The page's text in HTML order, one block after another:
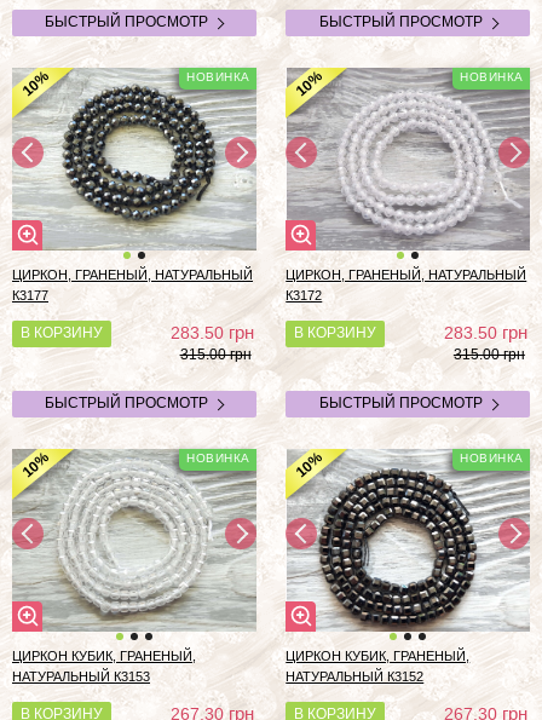
БЫСТРЫЙ ПРОСМОТР БЫСТРЫЙ ПРОСМОТР
10%
ЦИРКОН, ГРАНЕНЫЙ, НАТУРАЛЬНЫЙ
К3177
В КОРЗИНУ 283.50грн
315.00 грн
БЫСТРЫЙ ПРОСМОТР
10%
ЦИРКОН, ГРАНЕНЫЙ, НАТУРАЛЬНЫЙ
К3172
В КОРЗИНУ 283.50грн
315.00 грн
БЫСТРЫЙ ПРОСМОТР
10%
ЦИРКОН КУБИК, ГРАНЕНЫЙ,
НАТУРАЛЬНЫЙ К3153
В КОРЗИНУ 267.30грн
10%
ЦИРКОН КУБИК, ГРАНЕНЫЙ,
НАТУРАЛЬНЫЙ К3152
В КОРЗИНУ 267.30грн